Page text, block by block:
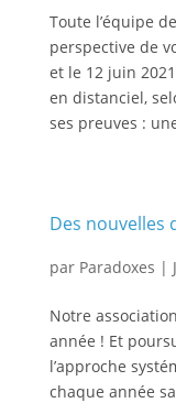
Toute l’équipe
perspective de
et le 12 juin
en distanciel,
ses preuves :
Des nouvelles
par Paradoxes |
Notre
année ! Et
l’approche
chaque année